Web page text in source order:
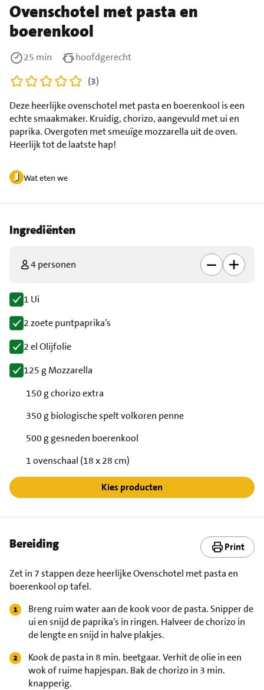
Ovenschotel met pasta en
boerenkool
Wat eten we
Deze heerlijke ovenschotel met pasta en boerenkool is een
echte smaakmaker. Kruidig, chorizo, aangevuld met ui en
paprika. Overgoten met smeuïge mozzarella uit de oven.
Heerlijk tot de laatste hap!
25 min
hoofdgerecht
(3)
Ingrediënten
4 personen
1 Ui
2 zoete puntpaprika’s
2 el Olijfolie
125 g Mozzarella
150 g chorizo extra
350 g biologische spelt volkoren penne
500 g gesneden boerenkool
1 ovenschaal (18 x 28 cm)
Kies producten
Bereiding Print
Zet in 7 stappen deze heerlijke Ovenschotel met pasta en
boerenkool op tafel.
Breng ruim water aan de kook voor de pasta. Snipper de
ui en snijd de paprika’s in ringen. Halveer de chorizo in
de lengte en snijd in halve plakjes.
Kook de pasta in 8 min. beetgaar. Verhit de olie in een
wok of ruime hapjespan. Bak de chorizo in 3 min.
knapperig.